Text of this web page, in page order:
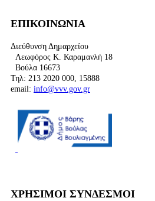
ΕΠΙΚΟΙΝΩΝΙΑ
Διεύθυνση Δημαρχείου
Λεωφόρος Κ. Καραμανλή 18
Βούλα 16673
Τηλ: 213 2020 000, 15888
email: info@vvv.gov.gr
ΧΡΗΣΙΜΟΙ ΣΥΝΔΕΣΜΟΙ